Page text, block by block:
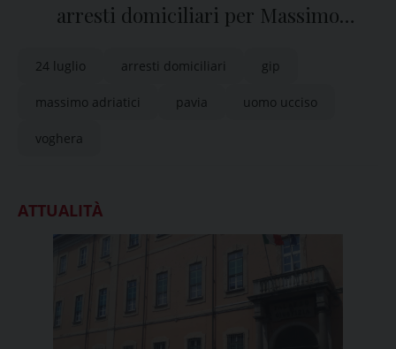
arresti domiciliari per Massimo
24 luglio arresti domiciliari gip
massimo adriatici pavia uomo ucciso
voghera
ATTUALITÀ